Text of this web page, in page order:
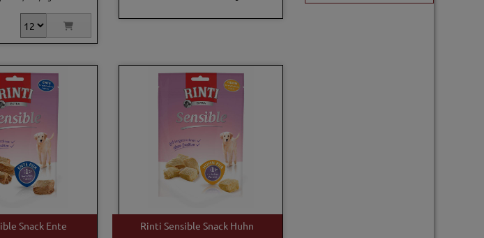
Snack Ente Rinti Sensible Snack Huhn